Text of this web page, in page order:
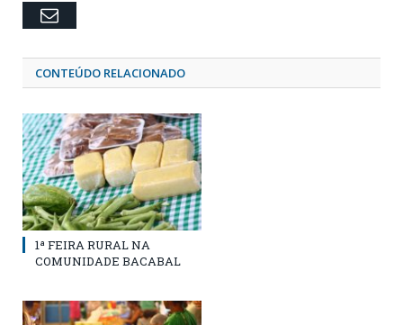
Email
CONTEÚDO RELACIONADO
1ª FEIRA RURAL NA
COMUNIDADE BACABAL